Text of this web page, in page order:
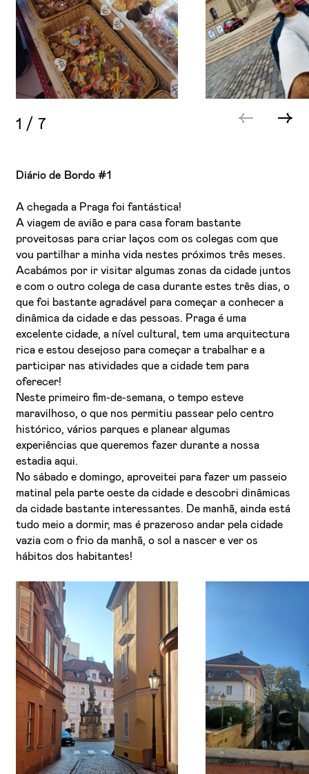
1 /7
Diário de Bordo #1
A chegada a Praga foi fantástica!
A viagem de avião e para casa foram bastante
proveitosas para criar laços com os colegas com que
vou partilhar a minha vida nestes próximos três meses.
Acabámos por ir visitar algumas zonas da cidade juntos
e com o outro colega de casa durante estes três dias, o
que foi bastante agradável para começar a conhecer a
dinâmica da cidade e das pessoas. Praga é uma
excelente cidade, a nível cultural, tem uma arquitectura
rica e estou desejoso para começar a trabalhar e a
participar nas atividades que a cidade tem para
oferecer!
Neste primeiro fim-de-semana, o tempo esteve
maravilhoso, o que nos permitiu passear pelo centro
histórico, vários parques e planear algumas
experiências que queremos fazer durante a nossa
estadia aqui.
No sábado e domingo, aproveitei para fazer um passeio
matinal pela parte oeste da cidade e descobri dinâmicas
da cidade bastante interessantes. De manhã, ainda está
tudo meio a dormir, mas é prazeroso andar pela cidade
vazia com o frio da manhã, o sol a nascer e ver os
hábitos dos habitantes!